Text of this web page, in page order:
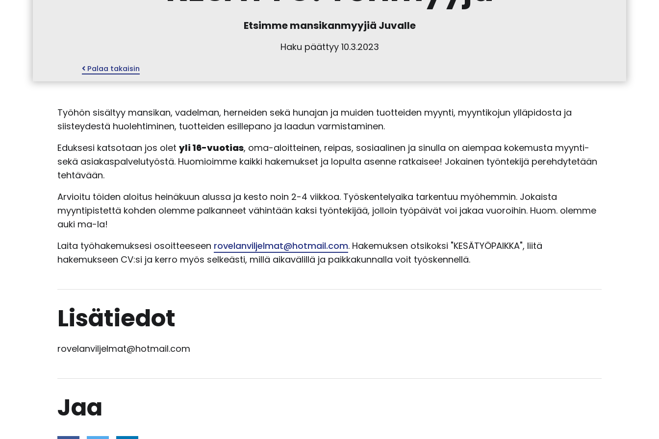
Etsimme mansikanmyyjiä Juvalle
Haku päättyy 10.3.2023
Palaa takaisin
Työhön sisältyy mansikan, vadelman, herneiden sekä hunajan ja muiden tuotteiden myynti, myyntikojun ylläpidosta ja
siisteydestä huolehtiminen, tuotteiden esillepano ja laadun varmistaminen.
Eduksesi katsotaan jos olet yli 16-vuotias, oma-aloitteinen, reipas, sosiaalinen ja sinulla on aiempaa kokemusta myynti-
sekä asiakaspalvelutyöstä. Huomioimme kaikki hakemukset ja lopulta asenne ratkaisee! Jokainen työntekijä perehdytetään
tehtävään.
Arvioitu töiden aloitus heinäkuun alussa ja kesto noin 2-4 viikkoa. Työskentelyaika tarkentuu myöhemmin. Jokaista
myyntipistettä kohden olemme palkanneet vähintään kaksi työntekijää, jolloin työpäivät voi jakaa vuoroihin. Huom. olemme
auki ma-la!
Laita työhakemuksesi osoitteeseen rovelanviljelmat@hotmail.com. Hakemuksen otsikoksi "KESÄTYÖPAIKKA", liitä
hakemukseen CV:si ja kerro myös selkeästi, millä aikavälillä ja paikkakunnalla voit työskennellä.
Lisätiedot
rovelanviljelmat@hotmail.com
Jaa